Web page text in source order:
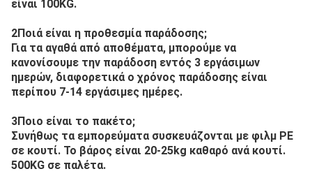
Για τα αγαθά από αποθέματα, μπορούμε να
κανονίσουμε την παράδοση εντός 3 εργάσιμων
ημερών, διαφορετικά ο χρόνος παράδοσης είναι
περίπου 7-14 εργάσιμες ημέρες.
Συνήθως τα εμπορεύματα συσκευάζονται με φιλμ PE
σε κουτί. Το βάρος είναι 20-25kg καθαρό ανά κουτί.
500KG σε παλέτα.